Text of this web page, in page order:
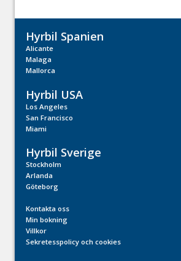
Hyrbil Spanien
Alicante
Malaga
Mallorca
Hyrbil USA
Los Angeles
San Francisco
Miami
Hyrbil Sverige
Stockholm
Arlanda
Göteborg
Kontakta oss
Min bokning
Villkor
Sekretesspolicy och cookies